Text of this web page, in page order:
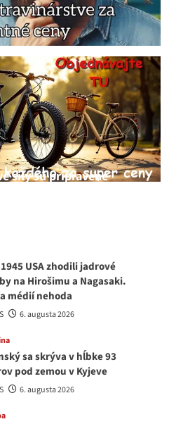
sily sú pripravené
USA zhodili jadrové
na Hirošimu a Nagasaki.
médií nehoda
6. augusta 2026
sa skrýva v hĺbke 93
pod zemou v Kyjeve
6. augusta 2026